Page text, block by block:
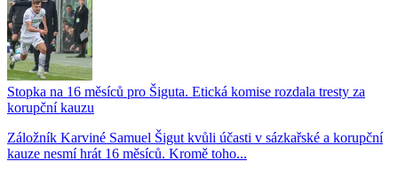
Stopka na 16 měsíců pro Šiguta. Etická komise rozdala tresty za
korupční kauzu
Záložník Karviné Samuel Šigut kvůli účasti v sázkařské a korupční
kauze nesmí hrát 16 měsíců. Kromě toho...